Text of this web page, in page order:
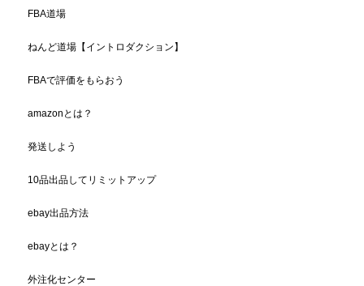
FBA道場
ねんど道場【イントロダクション】
FBAで評価をもらおう
amazonとは？
発送しよう
10品出品してリミットアップ
ebay出品方法
ebayとは？
外注化センター